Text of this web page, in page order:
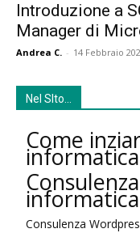
Introduzione a
Manager di
Andrea C. - 14 Febbraio
Nel SIto…
Come
informatica
Consulenza